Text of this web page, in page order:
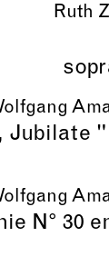
Ruth
Jubilate "
N° 30